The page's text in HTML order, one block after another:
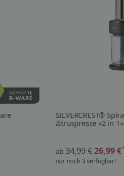
SILVERCREST®
Zitruspresse »2 in
ab 34,99 € 26,99 €
nur noch 3 verfügbar!